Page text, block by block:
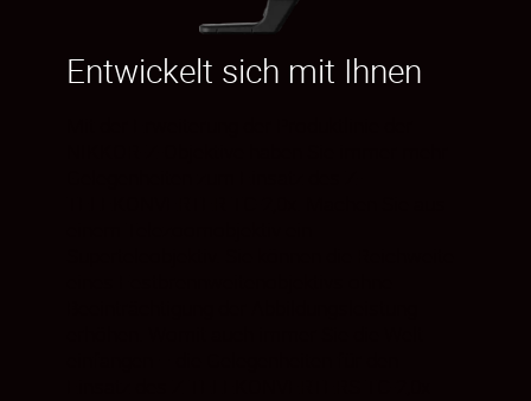
Entwickelt sich mit Ihnen